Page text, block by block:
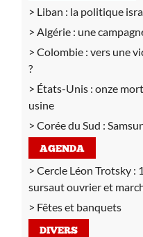
Liban : la politique
Algérie : une
Colombie : vers une
?
États-Unis : onze
usine
Corée du Sud :
AGENDA
Cercle Léon Trotsky :
sursaut ouvrier et
Fêtes et banquets
DIVERS